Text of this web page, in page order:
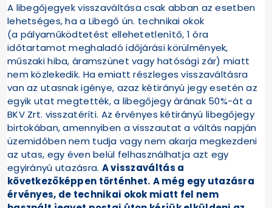
A libegőjegyek visszaváltása csak abban az esetben
lehetséges, ha a Libegő ún. technikai okok
(a pályaműködtetést ellehetetlenítő, 1 óra
időtartamot meghaladó időjárási körülmények,
műszaki hiba, áramszünet vagy hatósági zár) miatt
nem közlekedik. Ha emiatt részleges visszaváltásra
van az utasnak igénye, azaz kétirányú jegy esetén az
egyik utat megtették, a libegőjegy árának 50%-át a
BKV Zrt. visszatéríti. Az érvényes kétirányú libegőjegy
birtokában, amennyiben a visszautat a váltás napján
üzemidőben nem tudja vagy nem akarja megkezdeni
az utas, egy éven belül felhasználhatja azt egy
egyirányú utazásra. A visszaváltás a
következőképpen történhet. A még egy utazásra
érvényes, de technikai okok miatt fel nem